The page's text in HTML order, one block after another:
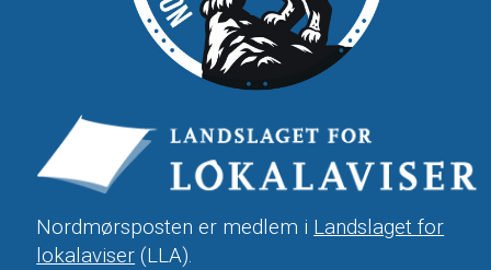
Nordmørsposten er medlem i Landslaget for
lokalaviser (LLA).